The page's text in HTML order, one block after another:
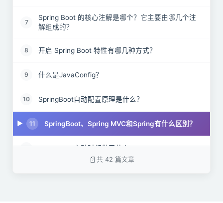
7
Spring Boot 的核心注解是哪个？它主要由哪几个注
解组成的？
8 开启 Spring Boot 特性有哪几种方式？
9 什么是JavaConfig？
10 SpringBoot自动配置原理是什么？
11 SpringBoot、Spring MVC和Spring有什么区别？
SpringBoot启动时都做了什么?
共 42 篇文章